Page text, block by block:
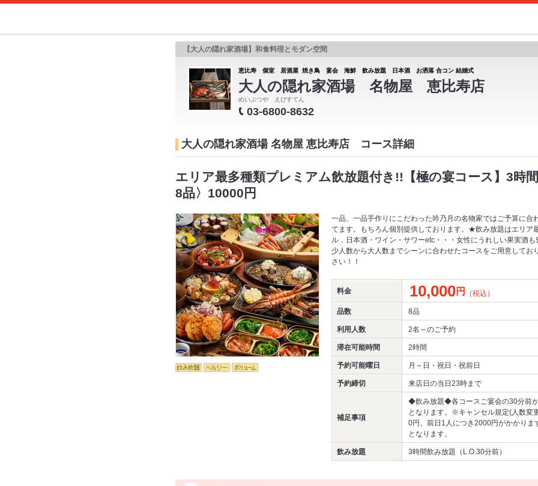
【大人の隠れ家酒場】和食料理とモダン空間
恵比寿 個室 居酒屋 焼き鳥 宴会 海鮮 飲み放題 日本酒 お洒落 合コン 結婚式
大人の隠れ家酒場 名物屋 恵比寿店
めいぶつや えびすてん
03-6800-8632
大人の隠れ家酒場 名物屋 恵比寿店 コース詳細
エリア最多種類プレミアム飲放題付き!!【極の宴コース】3時
8品〉10000円
一品、一品手作りにこだわった吟乃月の名物家ではご予算に合
てます。もちろん個別提供しております。★飲み放題はエリア
ル．日本酒・ワイン・サワーetc・・・女性にうれしい果実酒も
少人数から大人数までシーンに合わせたコースをご用意してお
さい！！
料金 10,000円 （税込）
品数 8品
利用人数 2名～のご予約
滞在可能時間 2時間
予約可能曜日 月～日・祝日・祝前日
予約締切 来店日の当日23時まで
補足事項
◆飲み放題◆各コースご宴会の30分前
となります。※キャンセル規定(人数変
0円、前日1人につき2000円がかかり
となります。
飲み放題 3時間飲み放題（L.O.30分前）